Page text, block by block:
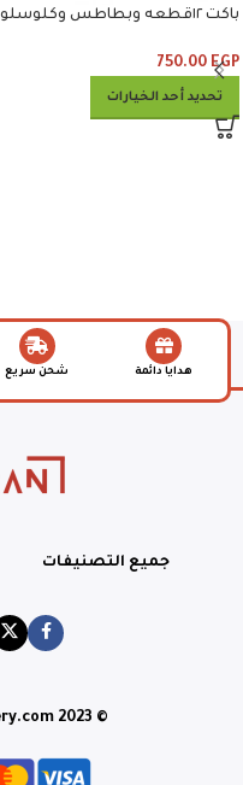
باكت ١٢قطعه وبطاطس وكلوسلو
750.00 EGP
تحديد أحد الخيارات
هدايا دائمة شحن سريع
جميع التصنيفات
© tayaran-home-delivery.com 2023